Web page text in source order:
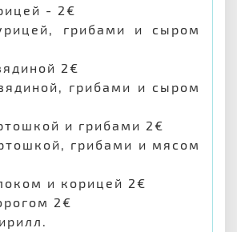
- 2€
грибами и сыром
2€
грибами и сыром
и грибами 2€
грибами и мясом
и корицей 2€
2€